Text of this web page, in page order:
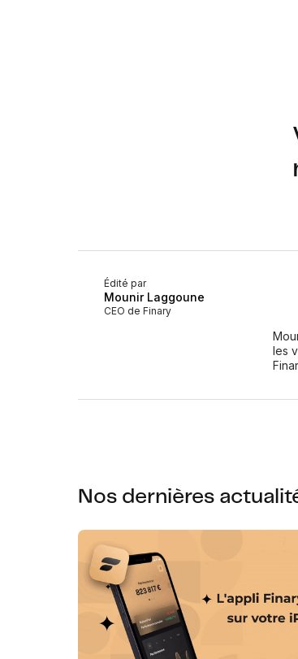
Édité par
Mounir Laggoune
CEO de Finary
les
Nos dernières